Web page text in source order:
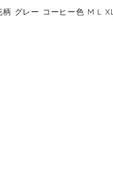
グレー コーヒー色 M L XL